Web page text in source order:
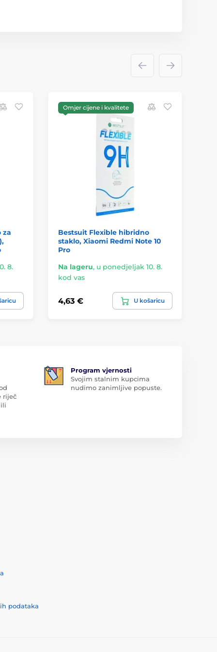
za
8.
Omjer cijene i kvalitete
Bestsuit Flexible hibridno
staklo, Xiaomi Redmi Note 10
Pro
Na lageru, u ponedjeljak 10. 8.
kod vas
4,63 € U košaricu
riječ
Program vjernosti
Svojim stalnim kupcima
nudimo zanimljive popuste.
podataka